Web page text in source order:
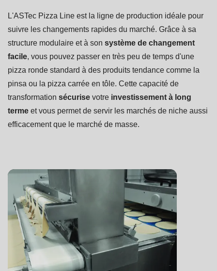
Drupal\rondo_contact\ContactService-
>Drupal\rondo_contact\
{closure}
()
(line
597
of
modules/custom/rondo_contact/src/ContactService.php
L'ASTec Pizza Line est la ligne de production idéale pour
suivre les changements rapides du marché. Grâce à sa
structure modulaire et à son système de changement
facile, vous pouvez passer en très peu de temps d'une
pizza ronde standard à des produits tendance comme la
pinsa ou la pizza carrée en tôle. Cette capacité de
transformation sécurise votre investissement à long
terme et vous permet de servir les marchés de niche aussi
efficacement que le marché de masse.